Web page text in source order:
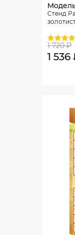
Стенд
1 720 ₽
1 536